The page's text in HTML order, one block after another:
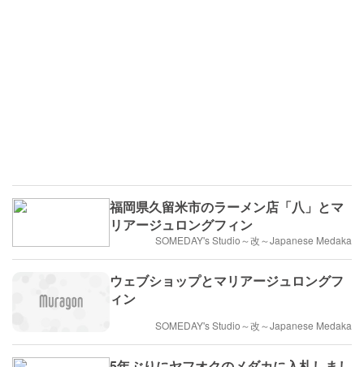
福岡県久留米市のラーメン店「八」とマ
リアージュロングフィン
SOMEDAY's Studio～改～Japanese Medaka
ウェブショップとマリアージュロングフ
ィン
SOMEDAY's Studio～改～Japanese Medaka